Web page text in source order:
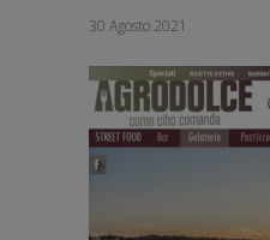
30 Agosto 2021